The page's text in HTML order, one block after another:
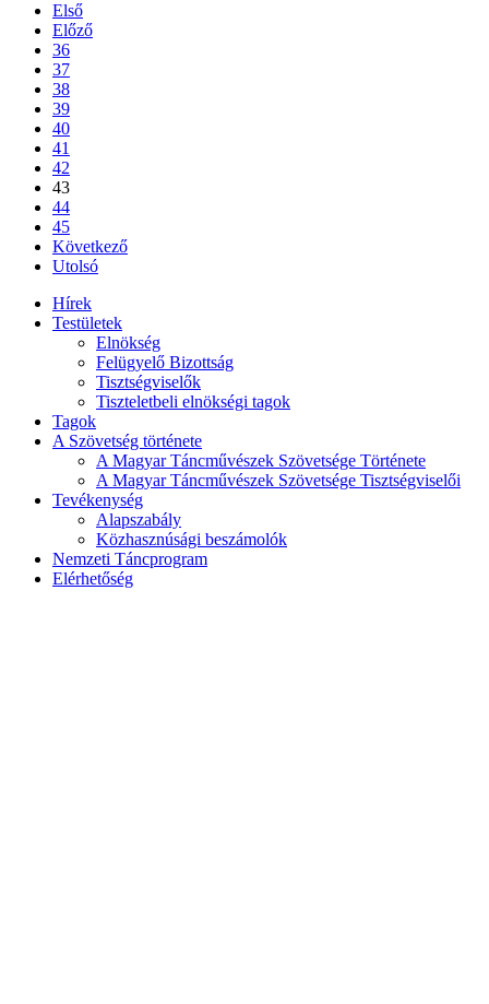
Első
Előző
36
37
38
39
40
41
42
43
44
45
Következő
Utolsó
Hírek
Testületek
Elnökség
Felügyelő Bizottság
Tisztségviselők
Tiszteletbeli elnökségi tagok
Tagok
A Szövetség története
A Magyar Táncművészek Szövetsége Története
A Magyar Táncművészek Szövetsége Tisztségviselői
Tevékenység
Alapszabály
Közhasznúsági beszámolók
Nemzeti Táncprogram
Elérhetőség